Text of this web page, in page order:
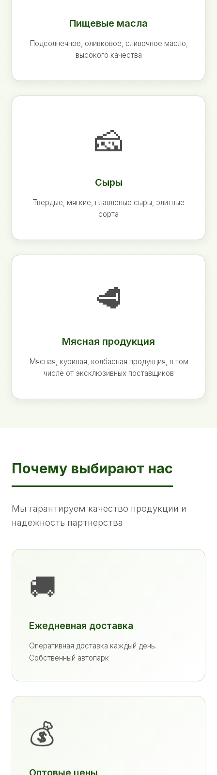
Пищевые масла
Подсолнечное, оливковое, сливочное масло,
высокого качества
🧀
Сыры
Твердые, мягкие, плавленые сыры, элитные
сорта
🥩
Мясная продукция
Мясная, куриная, колбасная продукция, в том
числе от эксклюзивных поставщиков
Почему выбирают нас
Мы гарантируем качество продукции и
надежность партнерства
🚚
Ежедневная доставка
Оперативная доставка каждый день.
Собственный автопарк
💰
Оптовые цены